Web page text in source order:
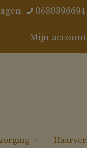
0630396694
Mijn account